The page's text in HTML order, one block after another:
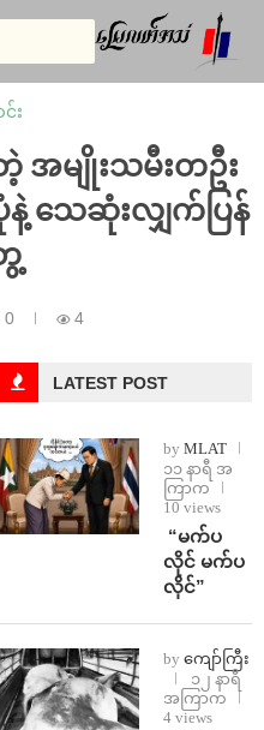
း
အမျိုးသမီးတဦး
နဲ့ သေဆုံးလျှက်ပြန်
0 4
LATEST POST
by MLAT
၁၁ နာရီ အ
ကြာက
10 views
⁨ ⁨“မက်ပ
လိုင် မက်ပ
လိုင်”
by ကျော်ကြီး
၁၂ နာရီ
အကြာက
4 views